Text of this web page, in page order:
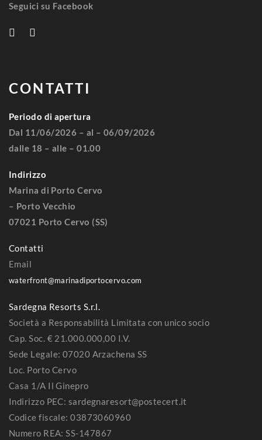
Seguici su Facebook
CONTATTI
Periodo di apertura
Dal 11/06/2026 – al – 06/09/2026
dalle 18 – alle – 01.00
Indirizzo
Marina di Porto Cervo
– Porto Vecchio
07021 Porto Cervo (SS)
Contatti
Email
waterfront@marinadiportocervo.com
Sardegna Resorts S.r.l.
Società a Responsabilità Limitata con unico socio
Cap. Soc. € 21.000.000,00 I.V.
Sede Legale: 07020 Arzachena SS
Loc. Porto Cervo
Casa 1/A Il Ginepro
Indirizzo PEC: sardegnaresort@postecert.it
Codice fiscale: 03873060960
Numero REA: SS-147867